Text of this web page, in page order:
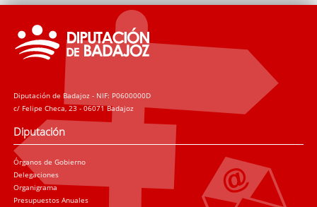
Diputación de Badajoz - NIF: P0600000D
c/ Felipe Checa, 23 - 06071 Badajoz
Diputación
Órganos de Gobierno
Delegaciones
Organigrama
Presupuestos Anuales